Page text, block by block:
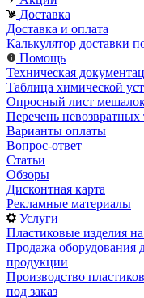
Доставка
Доставка и оплата
Калькулятор доставки
Помощь
Техническая
Таблица химической
Опросный лист
Перечень невозвратных
Варианты оплаты
Вопрос-ответ
Статьи
Обзоры
Дисконтная карта
Рекламные материалы
Услуги
Пластиковые изделия на
Продажа оборудования
продукции
Производство
под заказ